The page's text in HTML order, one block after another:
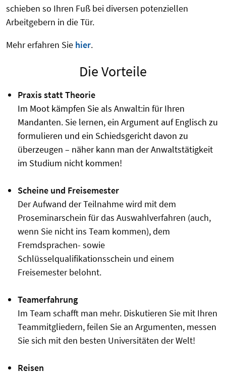
schieben so Ihren Fuß bei diversen potenziellen
Arbeitgebern in die Tür.
Mehr erfahren Sie hier.
Die Vorteile
Praxis statt Theorie
Im Moot kämpfen Sie als Anwalt:in für Ihren
Mandanten. Sie lernen, ein Argument auf Englisch zu
formulieren und ein Schiedsgericht davon zu
überzeugen – näher kann man der Anwaltstätigkeit
im Studium nicht kommen!
Scheine und Freisemester
Der Aufwand der Teilnahme wird mit dem
Proseminarschein für das Auswahlverfahren (auch,
wenn Sie nicht ins Team kommen), dem
Fremdsprachen- sowie
Schlüsselqualifikationsschein und einem
Freisemester belohnt.
Teamerfahrung
Im Team schafft man mehr. Diskutieren Sie mit Ihren
Teammitgliedern, feilen Sie an Argumenten, messen
Sie sich mit den besten Universitäten der Welt!
Reisen